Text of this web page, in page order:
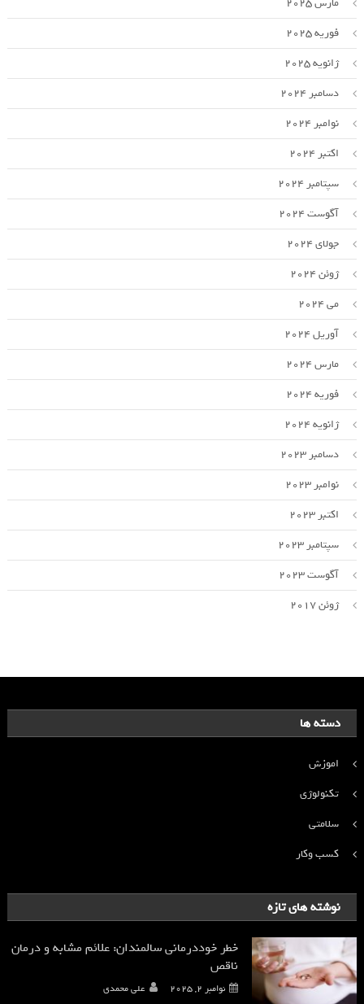
فوریه 2025
ژانویه 2025
دسامبر 2024
نوامبر 2024
اکتبر 2024
سپتامبر 2024
آگوست 2024
جولای 2024
ژوئن 2024
می 2024
آوریل 2024
مارس 2024
فوریه 2024
ژانویه 2024
دسامبر 2023
نوامبر 2023
اکتبر 2023
سپتامبر 2023
آگوست 2023
ژوئن 2017
دسته ها
اموزش
تکنولوژی
سلامتی
کسب وکار
نوشته های تازه
خطر خوددرمانی سالمندان: علائم مشابه و درمان
ناقص
نوامبر 2, 2025 علی محمدی